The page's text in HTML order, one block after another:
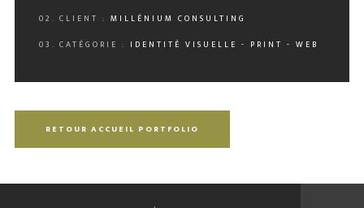
02. CLIENT : MILLÉNIUM CONSULTING
03. CATÉGORIE : IDENTITÉ VISUELLE - PRINT - WEB
RETOUR ACCUEIL PORTFOLIO